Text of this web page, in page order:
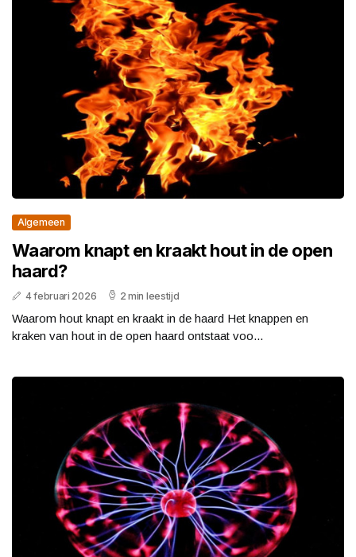
Algemeen
Waarom knapt en kraakt hout in de open
haard?
4 februari 2026 2 min leestijd
Waarom hout knapt en kraakt in de haard Het knappen en
kraken van hout in de open haard ontstaat voo...